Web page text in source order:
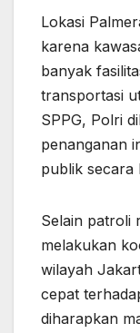
Lokasi
karena
banyak
transportasi
SPPG, Polri
penanganan
publik secara
Selain patroli
melakukan
wilayah
cepat
diharapkan